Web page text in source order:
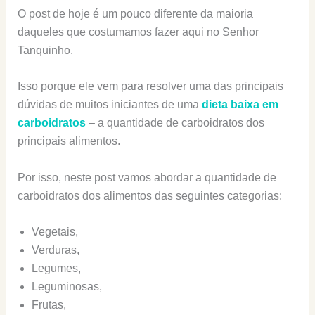
O post de hoje é um pouco diferente da maioria
daqueles que costumamos fazer aqui no Senhor
Tanquinho.
Isso porque ele vem para resolver uma das principais
dúvidas de muitos iniciantes de uma dieta baixa em
carboidratos– a quantidade de carboidratos dos
principais alimentos.
Por isso, neste post vamos abordar a quantidade de
carboidratos dos alimentos das seguintes categorias:
Vegetais,
Verduras,
Legumes,
Leguminosas,
Frutas,